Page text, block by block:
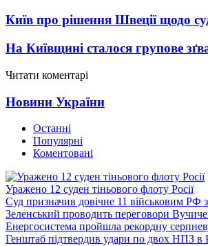
Київ про рішення Швеції щодо
На Київщині сталося групове
Читати коментарі
Новини України
Останні
Популярні
Коментовані
Уражено 12 суден тіньового флоту Росії
Суд призначив довічне 11 військовим РФ
Зеленський проводить переговори
Енергосистема пройшла рекордну
Генштаб підтвердив удари по двох НПЗ в